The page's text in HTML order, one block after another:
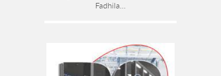
Fadhila...